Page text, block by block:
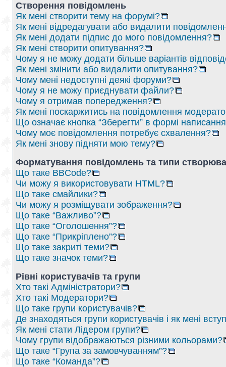
Створення повідомлень
Як мені створити тему на форумі?
Як мені відредагувати або видалити
Як мені додати підпис до мого повідомлення?
Як мені створити опитування?
Чому я не можу додати більше варіантів
Як мені змінити або видалити опитування?
Чому мені недоступні деякі форуми?
Чому я не можу приєднувати файли?
Чому я отримав попередження?
Як мені поскаржитись на повідомлення
Що означає кнопка “Зберегти” в формі
Чому моє повідомлення потребує схвалення?
Як мені знову підняти мою тему?
Форматування повідомлень та типи
Що таке BBCode?
Чи можу я використовувати HTML?
Що таке смайлики?
Чи можу я розміщувати зображення?
Що таке “Важливо”?
Що таке “Оголошення”?
Що таке “Прикріплено”?
Що таке закриті теми?
Що таке значок теми?
Рівні користувачів та групи
Хто такі Адміністратори?
Хто такі Модератори?
Що таке групи користувачів?
Де знаходяться групи користувачів і як мені
Як мені стати Лідером групи?
Чому групи відображаються різними кольорами?
Що таке “Група за замовчуванням”?
Що таке “Команда”?